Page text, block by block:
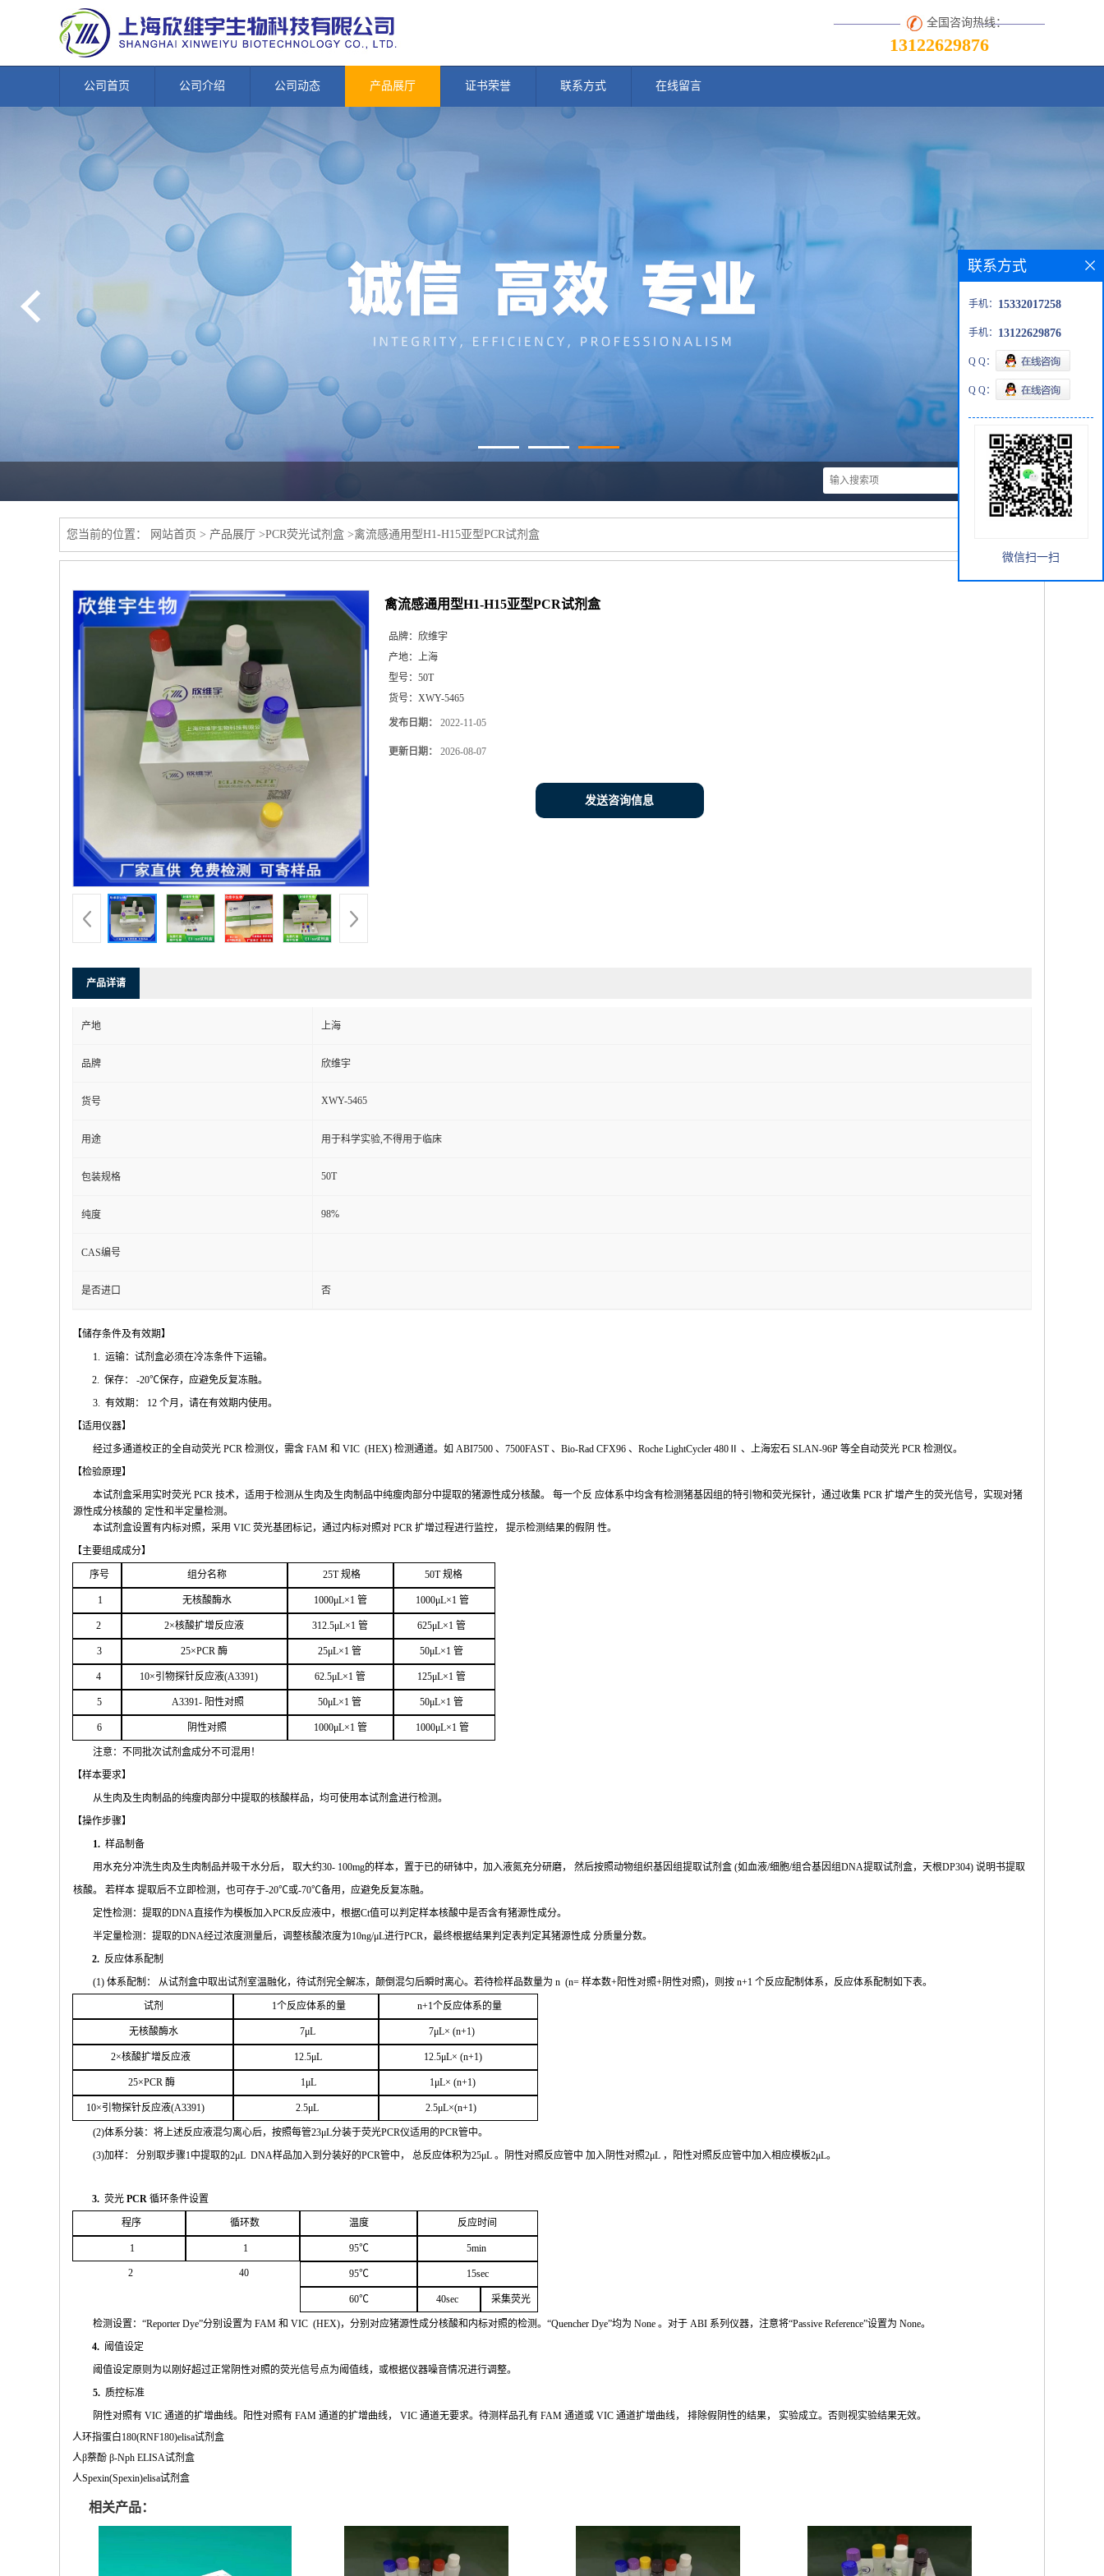
全国咨询热线：
13122629876
公司首页 公司介绍 公司动态 产品展厅 证书荣誉 联系方式 在线留言
您当前的位置： 网站首页 > 产品展厅 >PCR荧光试剂盒 >禽流感通用型H1-H15亚型PCR试剂盒
禽流感通用型H1-H15亚型PCR试剂盒
品牌： 欣维宇
产地： 上海
型号： 50T
货号： XWY-5465
发布日期： 2022-11-05
更新日期： 2026-08-07
发送咨询信息
产品详请
产地 上海
品牌 欣维宇
货号 XWY-5465
用途 用于科学实验,不得用于临床
包装规格 50T
纯度 98%
CAS编号
是否进口 否
【储存条件及有效期】
1.运输：试剂盒必须在冷冻条件下运输。
2.保存： -20℃保存，应避免反复冻融。
3. 有效期： 12 个月，请在有效期内使用。
【适用仪器】
经过多通道校正的全自动荧光 PCR 检测仪，需含 FAM 和 VIC (HEX) 检测通道。如 ABI7500 、 7500FAST、 Bio-Rad CFX96 、 Roche LightCycler 480Ⅱ 、上海宏石 SLAN-96P 等全自动荧光 PCR 检测仪。
【检验原理】
本试剂盒采用实时荧光 PCR 技术，适用于检测从生肉及生肉制品中纯瘦肉部分中提取的猪源性成分核酸。 每一个反 应体系中均含有检测猪基因组的特引物和荧光探针，通过收集 PCR 扩增产生的荧光信号，实现对猪
源性成分核酸的 定性和半定量检测。
本试剂盒设置有内标对照，采用 VIC 荧光基团标记，通过内标对照对 PCR 扩增过程进行监控， 提示检测结果的假阴 性。
【主要组成成分】
序号 组分名称 25T规格 50T 规格
1 无核酸酶水 1000μL×1 管 1000μL×1 管
2 2×核酸扩增反应液 312.5μL×1 管 625μL×1 管
3 25×PCR 酶 25μL×1 管 50μL×1 管
4 10×引物探针反应液(A3391) 62.5μL×1 管 125μL×1管
5 A3391- 阳性对照 50μL×1管 50μL×1 管
6 阴性对照 1000μL×1 管 1000μL×1 管
注意：不同批次试剂盒成分不可混用！
【样本要求】
从生肉及生肉制品的纯瘦肉部分中提取的核酸样品，均可使用本试剂盒进行检测。
【操作步骤】
1. 样品制备
用水充分冲洗生肉及生肉制品并吸干水分后， 取大约30- 100mg的样本，置于已的研钵中，加入液氮充分研磨， 然后按照动物组织基因组提取试剂盒(如血液/细胞/组合基因组DNA提取试剂盒，天根DP304) 说明书提取
核酸。 若样本 提取后不立即检测，也可存于-20℃或-70℃备用，应避免反复冻融。
定性检测：提取的DNA直接作为模板加入PCR反应液中，根据Ct值可以判定样本核酸中是否含有猪源性成分。
半定量检测：提取的DNA经过浓度测量后，调整核酸浓度为10ng/μL进行PCR，最终根据结果判定表判定其猪源性成 分质量分数。
2. 反应体系配制
(1) 体系配制： 从试剂盒中取出试剂室温融化，待试剂完全解冻，颠倒混匀后瞬时离心。若待检样品数量为 n (n= 样本数+阳性对照+阴性对照)，则按 n+1 个反应配制体系，反应体系配制如 下表。
试剂 1个反应体系的量 n+1个反应体系的量
无核酸酶水 7μL 7μL× (n+1)
2×核酸扩增反应液 12.5μL 12.5μL× (n+1)
25×PCR 酶 1μL 1μL× (n+1)
10×引物探针反应液(A3391) 2.5μL 2.5μL×(n+1)
(2)体系分装：将上述反应液混匀离心后，按照每管23μL分装于荧光PCR仪适用的PCR管中。
(3)加样： 分别取步骤1中提取的2μL DNA样品加入到分装好的PCR管中， 总反应体积为25μL 。阴性对照反应管中 加入阴性对照2μL ，阳性对照反应管中加入相应模板2μL。
3. 荧光 PCR 循环条件设置
程序 循环数 温度 反应时间
1 1 95℃ 5min
2 40 95℃ 15sec
60℃ 40sec 采集荧光
检测设置： “Reporter Dye”分别设置为 FAM 和 VIC (HEX)，分别对应猪源性成分核酸和内标对照的检测。 “Quencher Dye”均为 None 。对于 ABI 系列仪器，注意将“Passive Reference”设置为 None。
4. 阈值设定
阈值设定原则为以刚好超过正常阴性对照的荧光信号点为阈值线，或根据仪器噪音情况进行调整。
5. 质控标准
阴性对照有 VIC通道的扩增曲线。阳性对照有 FAM通道的扩增曲线， VIC通道无要求。待测样品孔有 FAM通道或 VIC 通道扩增曲线， 排除假阴性的结果，
实验成立。否则视实验结果无效。
人环指蛋白180(RNF180)elisa试剂盒
人β萘酚 β-Nph ELISA试剂盒
人Spexin(Spexin)elisa试剂盒
相关产品：
联系方式
手机： 15332017258
手机： 13122629876
Q Q：
Q Q：
微信扫一扫